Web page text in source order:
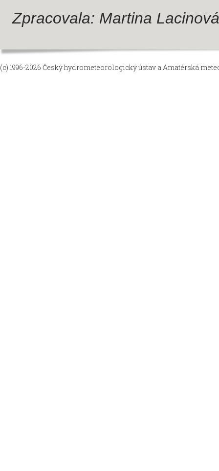
Zpracovala: Martina Lacinová
(c) 1996-2026 Český hydrometeorologický ústav a Amatérská